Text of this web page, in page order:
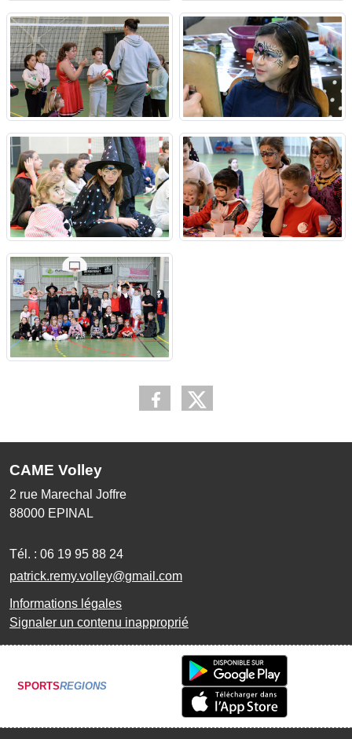
CAME Volley
2 rue Marechal Joffre
88000 EPINAL
Tél. : 06 19 95 88 24
patrick.remy.volley@gmail.com
Informations légales
Signaler un contenu inapproprié
SPORTSREGIONS